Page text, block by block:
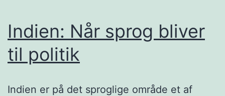
Indien: Når sprog bliver
til politik
Indien er på det sproglige område et af